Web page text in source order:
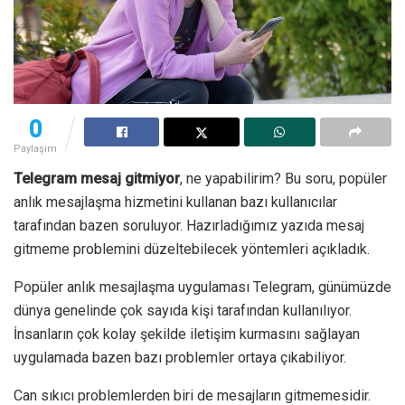
0
Paylaşım
Telegram mesaj gitmiyor, ne yapabilirim? Bu soru, popüler
anlık mesajlaşma hizmetini kullanan bazı kullanıcılar
tarafından bazen soruluyor. Hazırladığımız yazıda mesaj
gitmeme problemini düzeltebilecek yöntemleri açıkladık.
Popüler anlık mesajlaşma uygulaması Telegram, günümüzde
dünya genelinde çok sayıda kişi tarafından kullanılıyor.
İnsanların çok kolay şekilde iletişim kurmasını sağlayan
uygulamada bazen bazı problemler ortaya çıkabiliyor.
Can sıkıcı problemlerden biri de mesajların gitmemesidir.